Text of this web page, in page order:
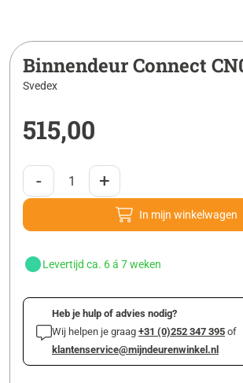
Binnendeur Connect
Svedex
515,00
- +
In mijn winkelwagen
Levertijd ca. 6 á 7 weken
Heb je hulp of advies nodig?
Wij helpen je graag +31 (0)252 347 395 of
klantenservice@mijndeurenwinkel.nl